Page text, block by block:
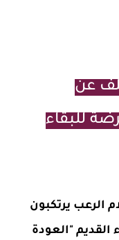
عن
للبقاء
الرعب يرتكبون
"العودة